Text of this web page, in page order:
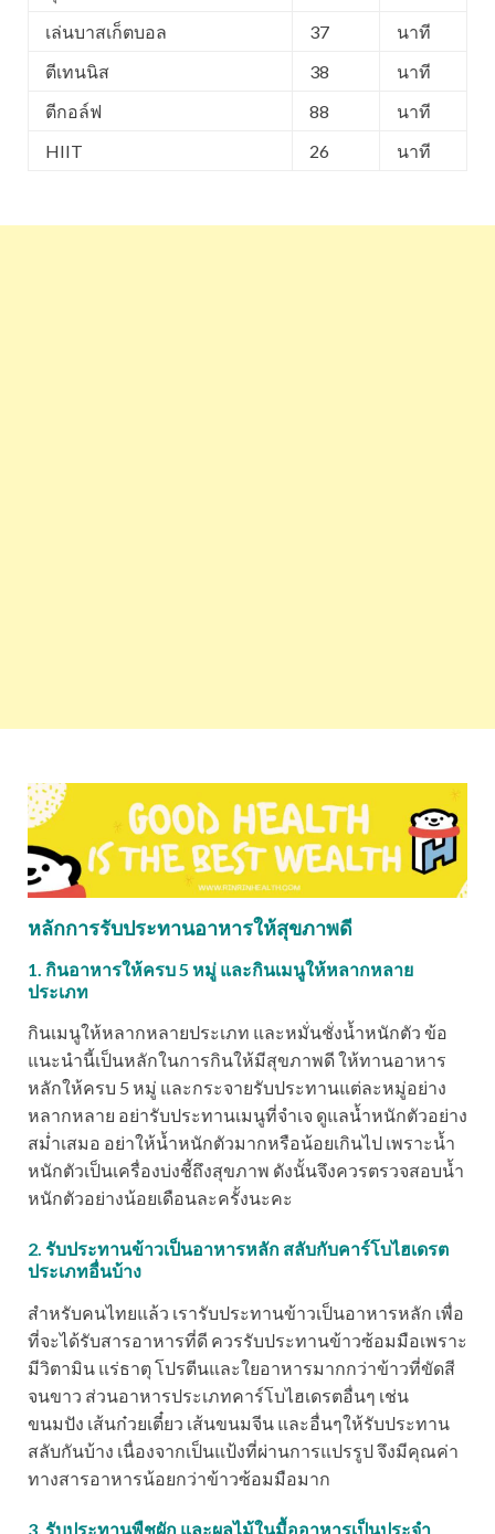
เล่นบาสเก็ตบอล
37
นาที
ตีเทนนิส
38
นาที
ตีกอล์ฟ
88
นาที
HIIT
26 นาที
หลักการรับประทานอาหารให้สุขภาพดี
1. กินอาหารให้ครบ 5 หมู่ และกินเมนูให้หลากหลาย
ประเภท
กินเมนูให้หลากหลายประเภท และหมั่นชั่งน้ำหนักตัว ข้อ
แนะนำนี้เป็นหลักในการกินให้มีสุขภาพดี ให้ทานอาหาร
หลักให้ครบ 5 หมู่ และกระจายรับประทานแต่ละหมู่อย่าง
หลากหลาย อย่ารับประทานเมนูที่จำเจ ดูแลน้ำหนักตัวอย่าง
สม่ำเสมอ อย่าให้น้ำหนักตัวมากหรือน้อยเกินไป เพราะน้ำ
หนักตัวเป็นเครื่องบ่งชี้ถึงสุขภาพ ดังนั้นจึงควรตรวจสอบน้ำ
หนักตัวอย่างน้อยเดือนละครั้งนะคะ
2. รับประทานข้าวเป็นอาหารหลัก สลับกับคาร์โบไฮเดรต
ประเภทอื่นบ้าง
สำหรับคนไทยแล้ว เรารับประทานข้าวเป็นอาหารหลัก เพื่อ
ที่จะได้รับสารอาหารที่ดี ควรรับประทานข้าวซ้อมมือเพราะ
มีวิตามิน แร่ธาตุ โปรตีนและใยอาหารมากกว่าข้าวที่ขัดสี
จนขาว ส่วนอาหารประเภทคาร์โบไฮเดรตอื่นๆ เช่น
ขนมปัง เส้นก๋วยเตี๋ยว เส้นขนมจีน และอื่นๆให้รับประทาน
สลับกันบ้าง เนื่องจากเป็นแป้งที่ผ่านการแปรรูป จึงมีคุณค่า
ทางสารอาหารน้อยกว่าข้าวซ้อมมือมาก
3. รับประทานพืชผัก และผลไม้ในมื้ออาหารเป็นประจำ